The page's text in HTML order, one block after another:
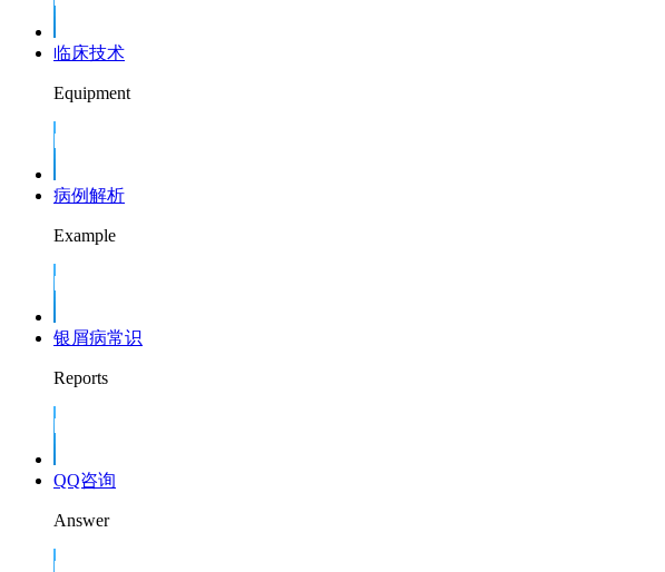
临床技术
Equipment
病例解析
Example
银屑病常识
Reports
QQ咨询
Answer